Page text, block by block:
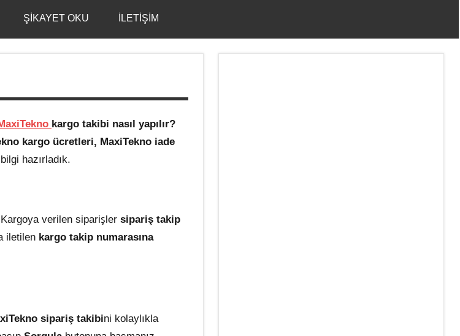
ŞIKAYET OKU İLETIŞIM
kargo takibi nasıl yapılır?
kargo ücretleri, MaxiTekno iade
hazırladık.
Kargoya verilen siparişler sipariş takip
iletilen kargo takip numarasına
sipariş takibini kolaylıkla